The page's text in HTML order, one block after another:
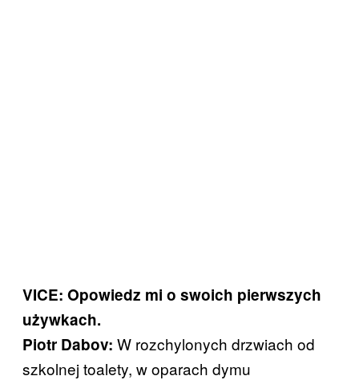
VICE: Opowiedz mi o swoich pierwszych
używkach.
Piotr Dabov: W rozchylonych drzwiach od
szkolnej toalety, w oparach dymu